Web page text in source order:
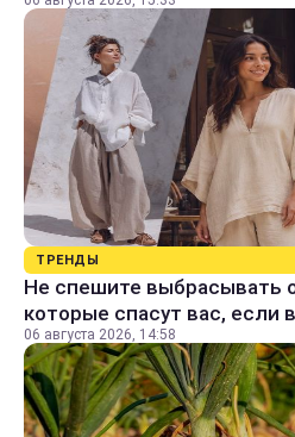
ТРЕНДЫ
Не спешите выбрасывать
которые спасут вас, если
06 августа 2026, 14:58